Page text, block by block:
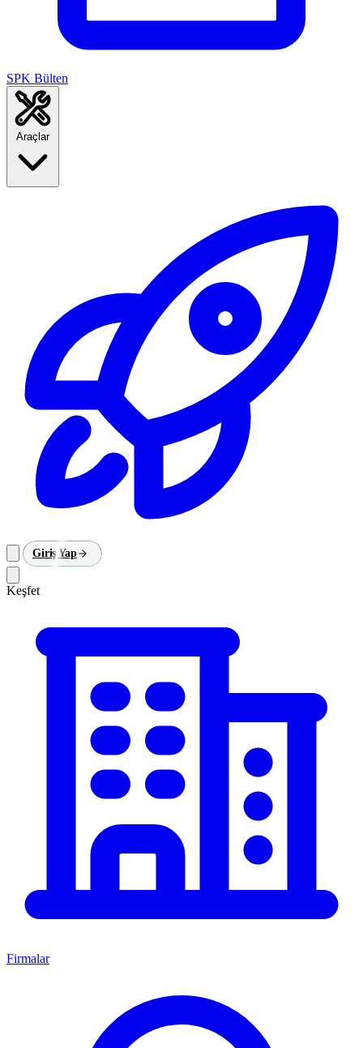
SPK Bülten
Araçlar
Giriş Yap
Keşfet
Firmalar